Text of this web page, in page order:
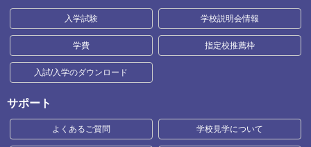
入学試験 学校説明会情報
学費 指定校推薦枠
入試/入学のダウンロード
サポート
よくあるご質問 学校見学について